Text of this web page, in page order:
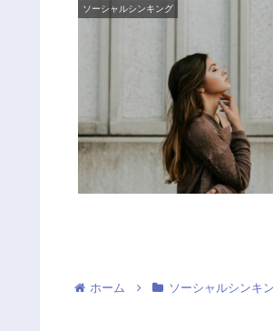
ソーシャルシンキング
ホーム ソーシャルシンキ